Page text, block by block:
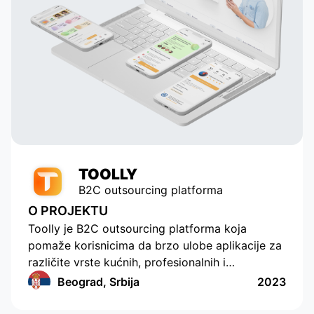
element of our application. Thanks
to their talent and dedication, our
service has grown and become
popular with tens of thousands of
active users. Appomart continues
to be an indispensable technical
partner, responding to our
TOOLLY
B2C outsourcing platforma
O PROJEKTU
Toolly je B2C outsourcing platforma koja
pomaže korisnicima da brzo ulobe aplikacije za
različite vrste kućnih, profesionalnih i
edukativnih usluga, a kompanije i specijalisti
Beograd, Srbija 2023